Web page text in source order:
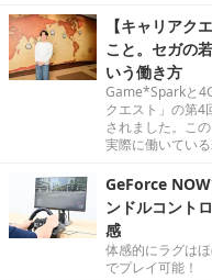
【キャリアク
こと。セガの
いう働き方
Game*Sparkと
クエスト」の第4
されました。こ
実際に働いてい
GeForce
ンドルコント
感
体感的にラグは
でプレイ可能！